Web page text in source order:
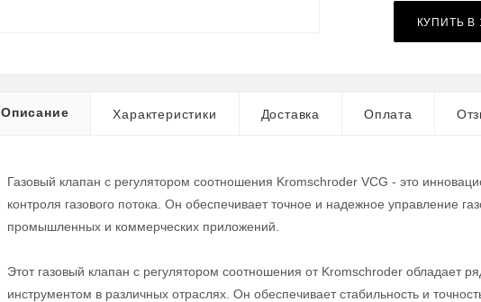
КУПИТЬ В
Описание Характеристики Доставка Оплата
Газовый клапан с регулятором соотношения Kromschroder VCG - это
контроля газового потока. Он обеспечивает точное и надежное управление
промышленных и коммерческих приложений.
Этот газовый клапан с регулятором соотношения от Kromschroder обладает
инструментом в различных отраслях. Он обеспечивает стабильность и